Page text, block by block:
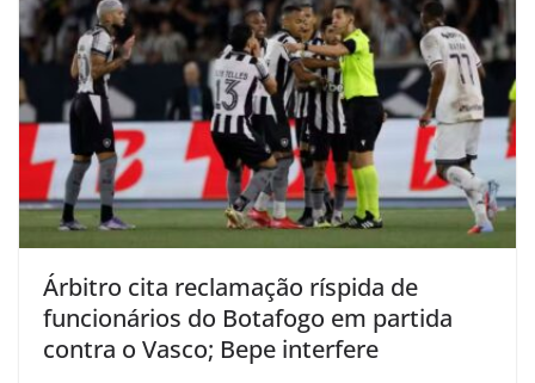
Árbitro cita reclamação ríspida de
funcionários do Botafogo em partida
contra o Vasco; Bepe interfere